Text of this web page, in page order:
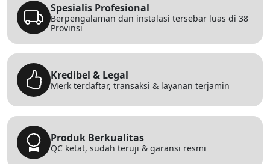
Spesialis Profesional
Berpengalaman dan instalasi tersebar luas di 38
Provinsi
Kredibel & Legal
Merk terdaftar, transaksi & layanan terjamin
Produk Berkualitas
QC ketat, sudah teruji & garansi resmi